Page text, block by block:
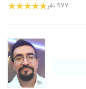
۹۷۷ نفر